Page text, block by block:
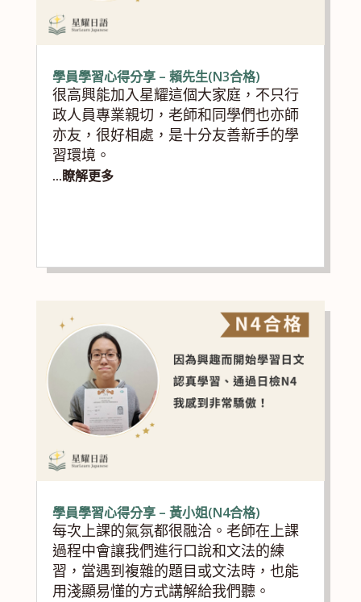
學員學習心得分享 – 賴先生(N3合格)
很高興能加入星耀這個大家庭，不只行
政人員專業親切，老師和同學們也亦師
亦友，很好相處，是十分友善新手的學
習環境。
...瞭解更多
學員學習心得分享 – 黃小姐(N4合格)
每次上課的氣氛都很融洽。老師在上課
過程中會讓我們進行口說和文法的練
習，當遇到複雜的題目或文法時，也能
用淺顯易懂的方式講解給我們聽。